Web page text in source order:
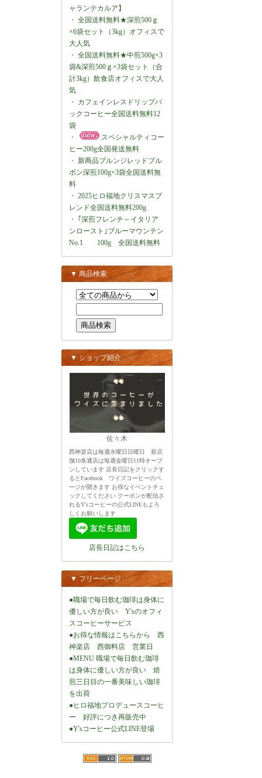
ャランテカルア】
・ 全国送料無料★深煎500ｇ
×6袋セット（3kg）オフィスで
大人気
・ 全国送料無料★中煎500g×3
袋&深煎500ｇ×3袋セット（合
計3kg）飲食店オフィスで大人
気
・ カフェインレスドリップパ
ックコーヒー全国送料無料12
袋
・
スペシャルティコー
ヒー200g全国発送無料
・ 新商品ブルンジレッドブル
ボン深煎100g×3袋全国送料無
料
・ 2025ヒロ福地クリスマスブ
レンド全国送料無料200g
・ ｢深煎フレンチ～イタリア
ンロースト｣ブルーマウンテン
No.1 100g 全国送料無料
▼ 商品検索
▼ ショップ紹介
佐々木
西神楽店は毎週水曜日日曜日 新店
舗10条通店は毎週金曜日11時オープ
ンしています 店長日記をクリックす
るとFacebook ワイズコーヒーのペ
ージが開きます お得なイベントチェ
ックしてください クーポンが配信さ
れるY'sコーヒーの公式LINEもよろ
しくお願いします
店長日記はこちら
▼ フリーページ
●職場で毎日飲む珈琲は身体に
優しい方が良い Y'sのオフィ
スコーヒーサービス
●お得な情報はこちらから 西
神楽店 西御料店 営業日
●MENU 職場で毎日飲む珈琲
は身体に優しい方が良い 焙
煎三日目の一番美味しい珈琲
を出荷
●ヒロ福地プロデュースコーヒ
ー 好評につき再販売中
●Y'sコーヒー公式LINE登場